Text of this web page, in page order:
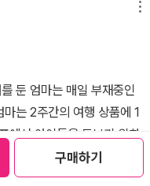
구매하기
화가 잘 되기 때문에 중학
것 같다는 생각이다. 내
거리가 있었는데, 유모와
서도 이야기해보았다. 우
접하면 그것을 배우고 익
는 단어였지만, 아이와 함께
권이 너무 재미있었다. 2
서 아이와 함께 2권도 읽
얼굴을 자주 보지 못하기에
른답니다.엄마는 2주간의
해요.하지만 늘 그렇듯 아
도록 아빠는 집에 오지 못
러지는데요.여행 주최측에
터를 보내줘요. 온순한 성
이름은 없는데요.엄청난 털
를 날려요.커다란 손과 발,
둔 엄마는 매일 부재중인
에서 아이들을 돌보기 위한
집으로 온 베이비시터는 사
리고 문을 열자 현관에는